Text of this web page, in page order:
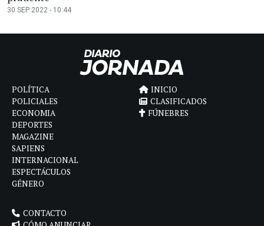
30 SEP 2022 - 10:44
POLÍTICA
POLICIALES
ECONOMIA
DEPORTES
MAGAZINE
SAPIENS
INTERNACIONAL
ESPECTÁCULOS
GÉNERO
INICIO
CLASIFICADOS
FÚNEBRES
CONTACTO